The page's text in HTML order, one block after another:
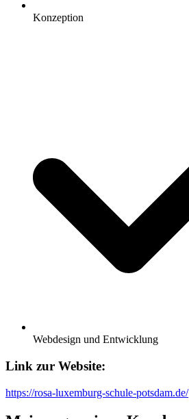
Konzeption
Webdesign und Entwicklung
Link zur Website:
https://rosa-luxemburg-schule-potsdam.de/